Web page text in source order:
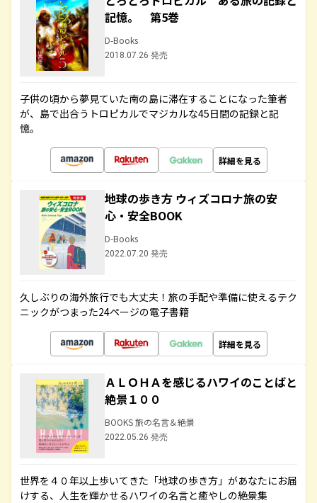
記憶。 第5巻
D-Books
2018.07.26 発売
子供の頃から夢見ていた南の島に滞在することになった筆者
が、島で出合うトロピカルでマジカルな45日間の記録と記
憶。
詳細を見る
地球の歩き方 ウィズコロナ旅の安
心・安全BOOK
D-Books
2022.07.20 発売
久しぶりの海外旅行でも大丈夫！旅の手配や準備に使えるテク
ニックがつまった24ページの電子書籍
詳細を見る
ＡＬＯＨＡを感じるハワイのことばと
絶景１００
BOOKS 旅の名言＆絶景
2022.05.26 発売
世界を４０年以上歩いてきた「地球の歩き方」があなたにお届
けする、人生を輝かせるハワイの名言と癒やしの絶景集